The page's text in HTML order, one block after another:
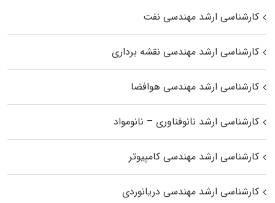
کارشناسی ارشد مهندسی نفت
کارشناسی ارشد مهندسی نقشه برداری
کارشناسی ارشد مهندسی هوافضا
کارشناسی ارشد نانوفناوری – نانومواد
کارشناسی ارشد مهندسی کامپیوتر
کارشناسی ارشد مهندسی دریانوردی